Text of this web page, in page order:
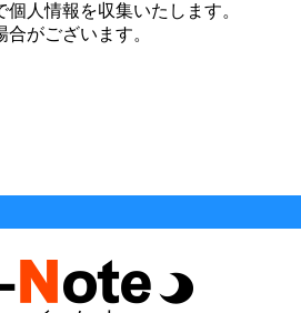
人情報を収集いたします。
がございます。